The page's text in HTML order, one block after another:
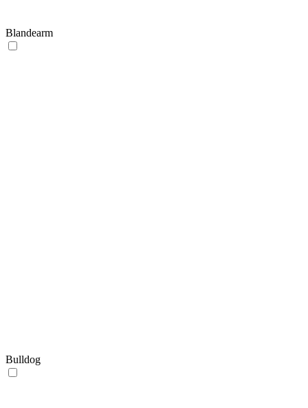
Blandearm
Bulldog